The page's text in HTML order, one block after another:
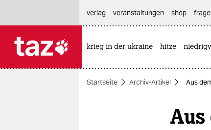
themen
verlag
veranstaltungen shop
krieg in der ukraine hitze
Startseite Archiv-Artikel Aus